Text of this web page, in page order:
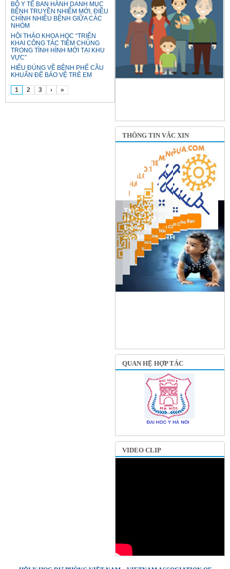
BỘ Y TẾ BAN HÀNH DANH MỤC
BỆNH TRUYỀN NHIỄM MỚI, ĐIỀU
CHỈNH NHIỀU BỆNH GIỮA CÁC
NHÓM
HỘI THẢO KHOA HỌC “TRIỂN
KHAI CÔNG TÁC TIÊM CHỦNG
TRONG TÌNH HÌNH MỚI TẠI KHU
VỰC”
HIỂU ĐÚNG VỀ BỆNH PHẾ CẦU
KHUẨN ĐỂ BẢO VỆ TRẺ EM
1 2 3 › »
THÔNG TIN VẮC XIN
QUAN HỆ HỢP TÁC
VIDEO CLIP